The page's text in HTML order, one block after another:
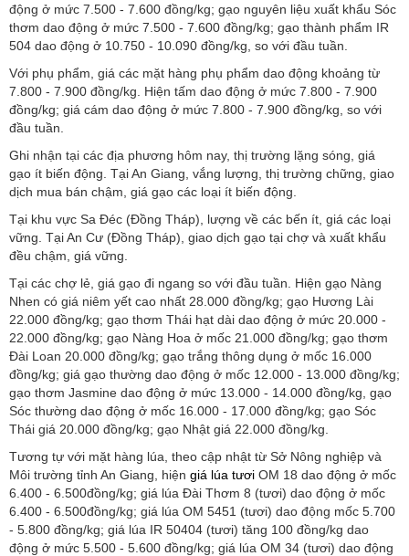
động ở mức 7.500 - 7.600 đồng/kg; gạo nguyên liệu xuất khẩu Sóc
thơm dao động ở mức 7.500 - 7.600 đồng/kg; gạo thành phẩm IR
504 dao động ở 10.750 - 10.090 đồng/kg, so với đầu tuần.
Với phụ phẩm, giá các mặt hàng phụ phẩm dao động khoảng từ
7.800 - 7.900 đồng/kg. Hiện tấm dao động ở mức 7.800 - 7.900
đồng/kg; giá cám dao động ở mức 7.800 - 7.900 đồng/kg, so với
đầu tuần.
Ghi nhận tại các địa phương hôm nay, thị trường lặng sóng, giá
gạo ít biến động. Tại An Giang, vắng lượng, thị trường chững, giao
dịch mua bán chậm, giá gạo các loại ít biến động.
Tại khu vực Sa Đéc (Đồng Tháp), lượng về các bến ít, giá các loại
vững. Tại An Cư (Đồng Tháp), giao dịch gạo tại chợ và xuất khẩu
đều chậm, giá vững.
Tại các chợ lẻ, giá gạo đi ngang so với đầu tuần. Hiện gạo Nàng
Nhen có giá niêm yết cao nhất 28.000 đồng/kg; gạo Hương Lài
22.000 đồng/kg; gạo thơm Thái hạt dài dao động ở mức 20.000 -
22.000 đồng/kg; gạo Nàng Hoa ở mốc 21.000 đồng/kg; gạo thơm
Đài Loan 20.000 đồng/kg; gạo trắng thông dụng ở mốc 16.000
đồng/kg; giá gạo thường dao động ở mốc 12.000 - 13.000 đồng/kg;
gạo thơm Jasmine dao động ở mức 13.000 - 14.000 đồng/kg, gạo
Sóc thường dao động ở mốc 16.000 - 17.000 đồng/kg; gạo Sóc
Thái giá 20.000 đồng/kg; gạo Nhật giá 22.000 đồng/kg.
Tương tự với mặt hàng lúa, theo cập nhật từ Sở Nông nghiệp và
Môi trường tỉnh An Giang, hiện giá lúa tươi OM 18 dao động ở mốc
6.400 - 6.500đồng/kg; giá lúa Đài Thơm 8 (tươi) dao động ở mốc
6.400 - 6.500đồng/kg; giá lúa OM 5451 (tươi) dao động mốc 5.700
- 5.800 đồng/kg; giá lúa IR 50404 (tươi) tăng 100 đồng/kg dao
động ở mức 5.500 - 5.600 đồng/kg; giá lúa OM 34 (tươi) dao động